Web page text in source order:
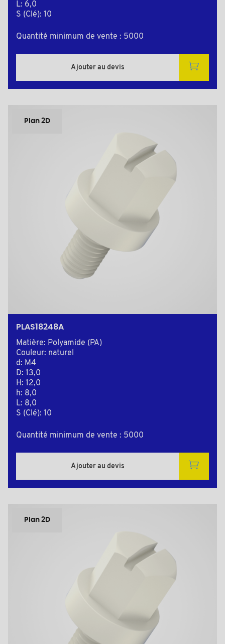
L: 6,0
S (Clé): 10
Quantité minimum de vente : 5000
Ajouter au devis
Plan 2D
PLAS18248A
Matière: Polyamide (PA)
Couleur: naturel
d: M4
D: 13,0
H: 12,0
h: 8,0
L: 8,0
S (Clé): 10
Quantité minimum de vente : 5000
Ajouter au devis
Plan 2D